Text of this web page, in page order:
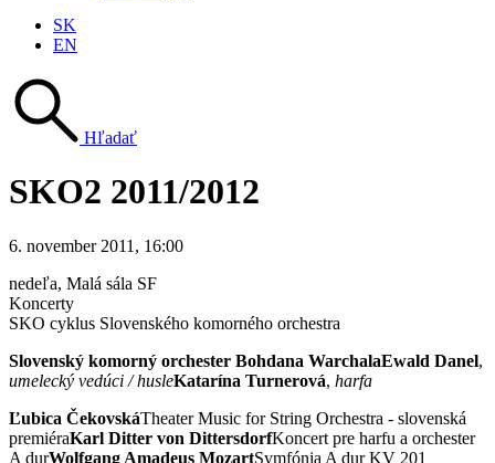
SK
EN
Hľadať
SKO2 2011/2012
6. november 2011, 16:00
nedeľa, Malá sála SF
Koncerty
SKO cyklus Slovenského komorného orchestra
Slovenský komorný orchester Bohdana WarchalaEwald Danel,
umelecký vedúci / husleKatarína Turnerová, harfa
Ľubica ČekovskáTheater Music for String Orchestra - slovenská
premiéraKarl Ditter von DittersdorfKoncert pre harfu a orchester
A durWolfgang Amadeus MozartSymfónia A dur KV 201